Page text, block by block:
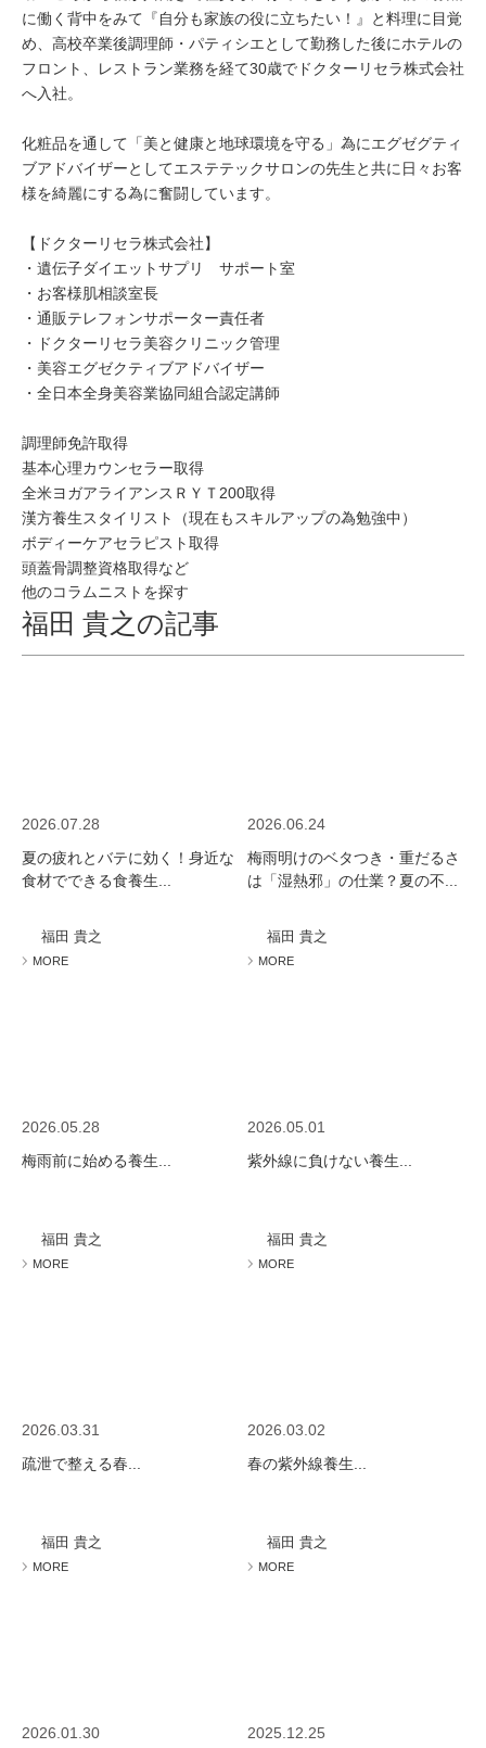
に働く背中をみて『自分も家族の役に立ちたい！』と料理に目覚
め、高校卒業後調理師・パティシエとして勤務した後にホテルの
フロント、レストラン業務を経て30歳でドクターリセラ株式会社
へ入社。
化粧品を通して「美と健康と地球環境を守る」為にエグゼグティ
ブアドバイザーとしてエステテックサロンの先生と共に日々お客
様を綺麗にする為に奮闘しています。
【ドクターリセラ株式会社】
・遺伝子ダイエットサプリ サポート室
・お客様肌相談室長
・通販テレフォンサポーター責任者
・ドクターリセラ美容クリニック管理
・美容エグゼクティブアドバイザー
・全日本全身美容業協同組合認定講師
調理師免許取得
基本心理カウンセラー取得
全米ヨガアライアンスＲＹＴ200取得
漢方養生スタイリスト（現在もスキルアップの為勉強中）
ボディーケアセラピスト取得
頭蓋骨調整資格取得など
他のコラムニストを探す
福田 貴之の記事
2026.07.28
夏の疲れとバテに効く！身近な
食材でできる食養生...
福田 貴之
MORE
2026.06.24
梅雨明けのベタつき・重だるさ
は「湿熱邪」の仕業？夏の不...
福田 貴之
MORE
2026.05.28
梅雨前に始める養生...
福田 貴之
MORE
2026.05.01
紫外線に負けない養生...
福田 貴之
MORE
2026.03.31
疏泄で整える春...
福田 貴之
MORE
2026.03.02
春の紫外線養生...
福田 貴之
MORE
2026.01.30
2025.12.25